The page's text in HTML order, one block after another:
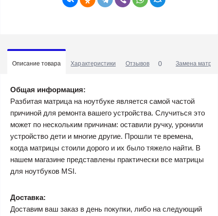
Описание товара Характеристики Отзывов 0 Замена
Общая информация:
Разбитая матрица на ноутбуке является самой частой
причиной для ремонта вашего устройства. Случиться это
может по нескольким причинам: оставили ручку, уронили
устройство дети и многие другие. Прошли те времена,
когда матрицы стоили дорого и их было тяжело найти. В
нашем магазине представлены практически все матрицы
для ноутбуков MSI.
Доставка:
Доставим ваш заказ в день покупки, либо на следующий